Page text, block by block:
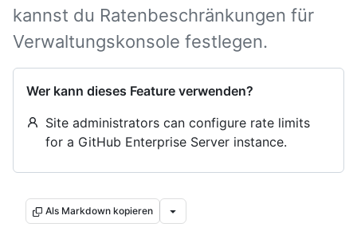
kannst du Ratenbeschränkungen für
Verwaltungskonsole festlegen.
Wer kann dieses Feature verwenden?
Site administrators can configure rate limits
for a GitHub Enterprise Server instance.
Als Markdown kopieren